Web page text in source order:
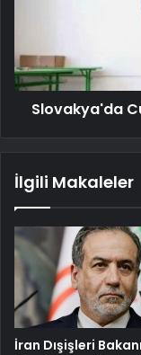
Slovakya'da
İlgili Makaleler
İran Dışişleri